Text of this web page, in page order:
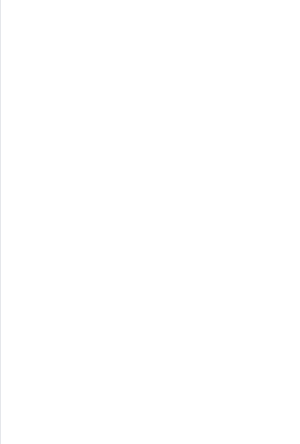
für Gebäude erweitert.